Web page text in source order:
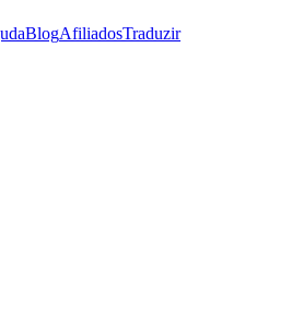
BlogAfiliadosTraduzir